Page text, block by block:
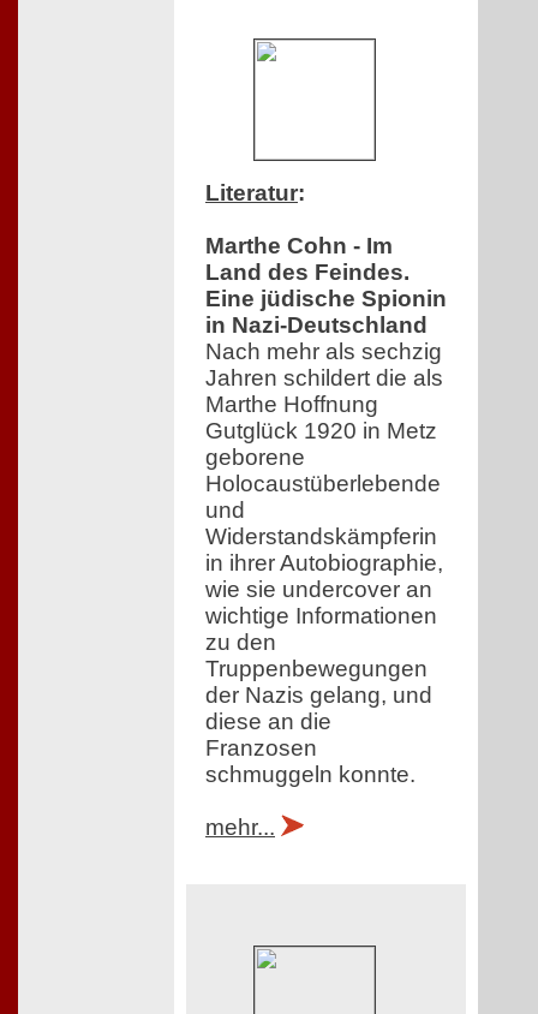
Literatur:
Marthe Cohn - Im
Land des Feindes.
Eine jüdische Spionin
in Nazi-Deutschland
Nach mehr als sechzig
Jahren schildert die als
Marthe Hoffnung
Gutglück 1920 in Metz
geborene
Holocaustüberlebende
und
Widerstandskämpferin
in ihrer Autobiographie,
wie sie undercover an
wichtige Informationen
zu den
Truppenbewegungen
der Nazis gelang, und
diese an die
Franzosen
schmuggeln konnte.
mehr...